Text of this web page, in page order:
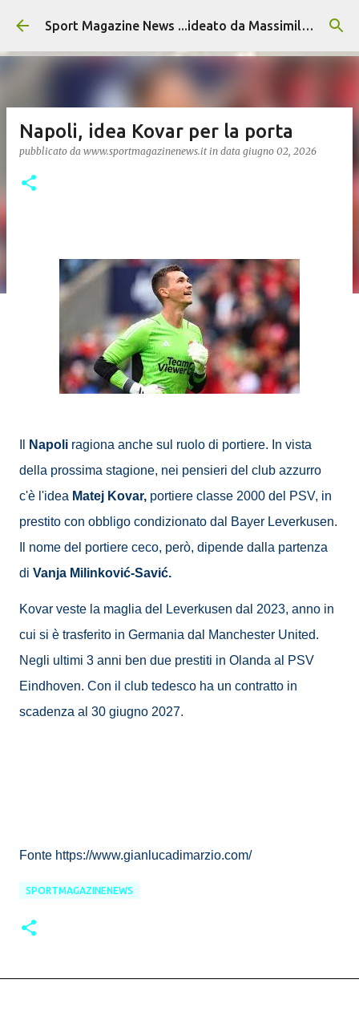
Passa ai contenuti principali Sport Magazine News ...ideato da Massimiliano Alvino
Napoli, idea Kovar per la porta
pubblicato da www.sportmagazinenews.it in data giugno 02, 2026
Napoli ragiona anche sul ruolo di portiere. In vista
della prossima stagione, nei pensieri del club azzurro
c'è l'idea Matej Kovar, portiere classe 2000 del PSV, in
prestito con obbligo condizionato dal Bayer Leverkusen.
Il nome del portiere ceco, però, dipende dalla partenza
di Vanja Milinković-Savić.
Kovar veste la maglia del Leverkusen dal 2023, anno in
cui si è trasferito in Germania dal Manchester United.
Negli ultimi 3 anni ben due prestiti in Olanda al PSV
Eindhoven. Con il club tedesco ha un contratto in
scadenza al 30 giugno 2027.
Fonte https://www.gianlucadimarzio.com/
SPORTMAGAZINENEWS